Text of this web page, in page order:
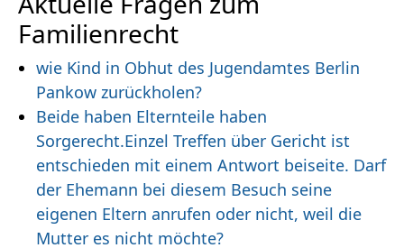
Familienrecht
wie Kind in Obhut des Jugendamtes Berlin
Pankow zurückholen?
Beide haben Elternteile haben
Sorgerecht.Einzel Treffen über Gericht ist
entschieden mit einem Antwort beiseite. Darf
der Ehemann bei diesem Besuch seine
eigenen Eltern anrufen oder nicht, weil die
Mutter es nicht möchte?